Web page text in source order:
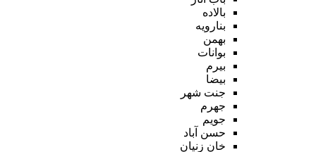
بالاده
بنارویه
بهمن
بوانات
بیرم
بیضا
جنت شهر
جهرم
جویم
حسن آباد
خان زنیان